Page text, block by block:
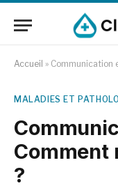
Accueil » Communication
MALADIES ET
Comment
?